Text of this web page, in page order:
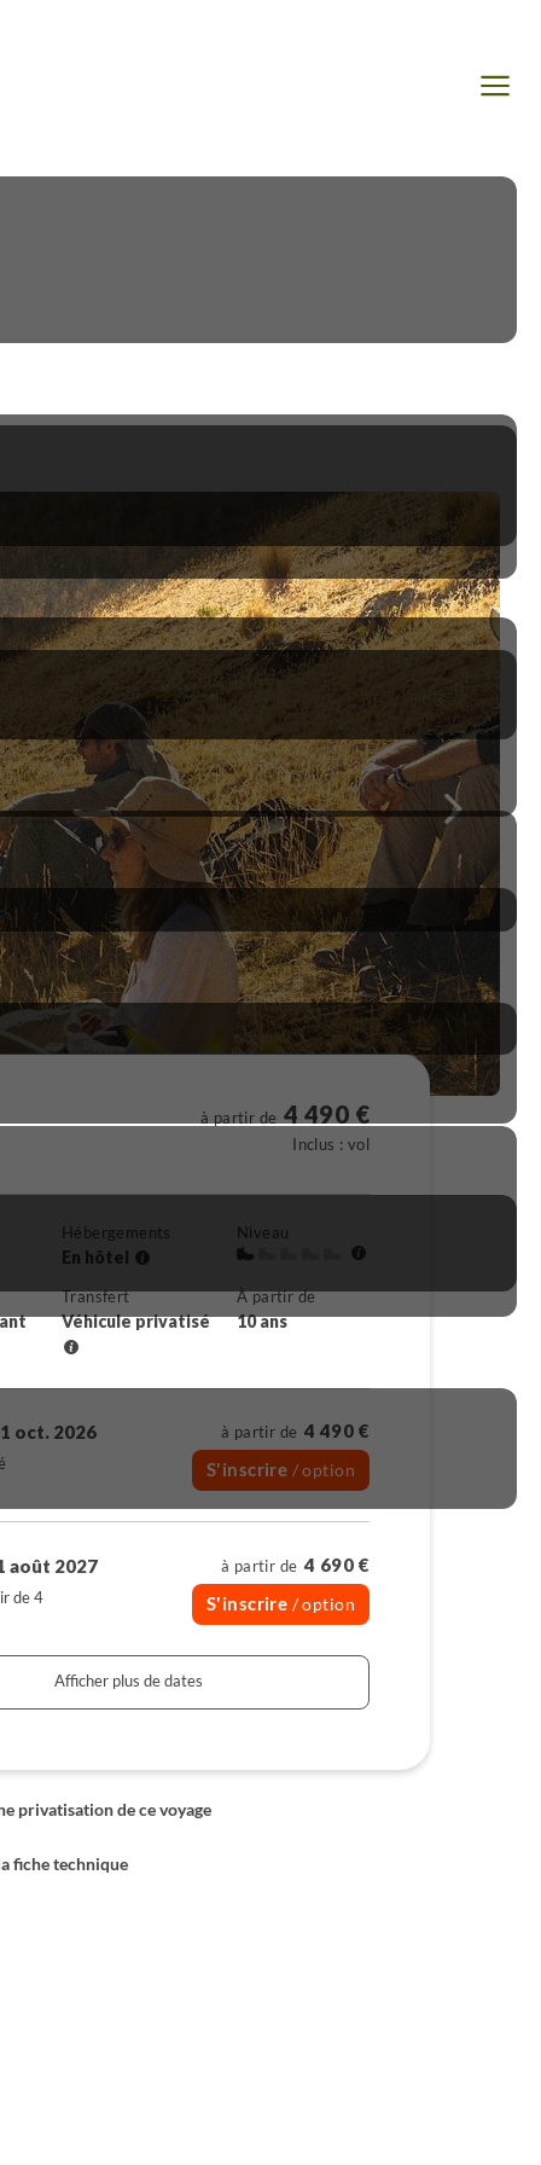
à partir de 4 490 €
Inclus : vol
Hébergements
En hôtel
Niveau
Transfert
Véhicule privatisé
À partir de
10 ans
oct. 2026 à partir de 4 490 €
S'inscrire / option
août 2027
de 4
à partir de 4 690 €
S'inscrire / option
Afficher plus de dates
privatisation de ce voyage
fiche technique